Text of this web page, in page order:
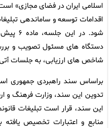
اسلامی ایران در فضای مجازی»
اقدامات توسعه و ساماندهی
شود.
دستگاه های مسئول تصویب و
شاخص های ارزیابی، به جلسات
براساس سند راهبردی جمهوری
تدوین این سند، وزارت فرهنگ و
این سند، قرار است تبلیغات
منابع و اعتبارات تخصیص